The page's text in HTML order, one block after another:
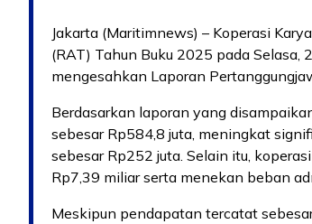
Jakarta (Maritimnews) – Koperasi
(RAT) Tahun Buku 2025 pada Selasa,
mengesahkan Laporan
Berdasarkan laporan yang
sebesar Rp584,8 juta, meningkat
sebesar Rp252 juta. Selain itu,
Rp7,39 miliar serta menekan beban
Meskipun pendapatan tercatat